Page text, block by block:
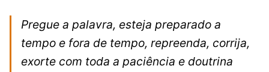
Pregue a palavra, esteja preparado a
tempo e fora de tempo, repreenda, corrija,
exorte com toda a paciência e doutrina